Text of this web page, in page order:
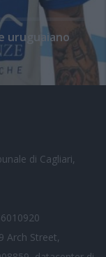
uruguaiano
di Cagliari,
Arch Street,